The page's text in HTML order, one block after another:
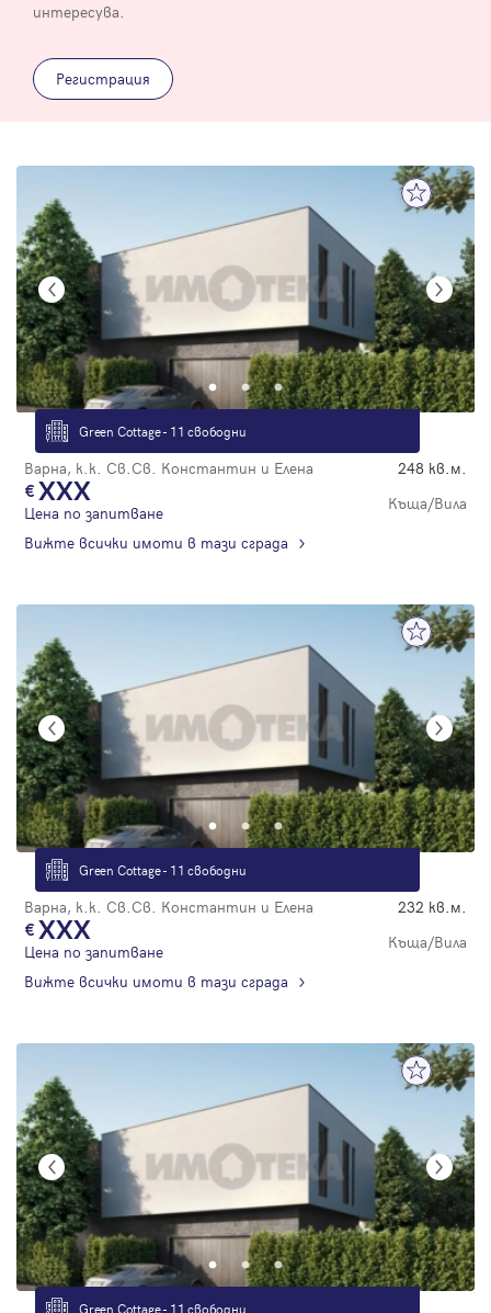
интересува.
Регистрация
Green Cottage - 11 свободни
Варна, к.к. Св.Св. Константин и Елена 248 кв.м.
XXX
Цена по запитване
Къща/Вила
Вижте всички имоти в тази сграда
Green Cottage - 11 свободни
Варна, к.к. Св.Св. Константин и Елена 232 кв.м.
XXX
Цена по запитване
Къща/Вила
Вижте всички имоти в тази сграда
Green Cottage - 11 свободни